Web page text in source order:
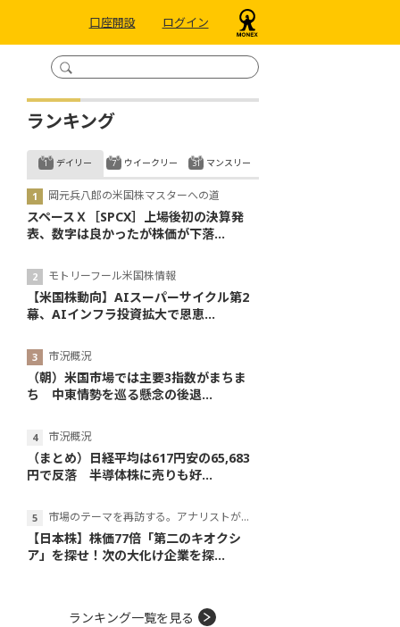
口座開設 ログイン
ランキング
デイリー
岡元兵八郎の米国株マスターへの道
スペースＸ［SPCX］上場後初の決算発
表、数字は良かったが株価が下落...
モトリーフール米国株情報
【米国株動向】AIスーパーサイクル第2
幕、AIインフラ投資拡大で恩恵...
市況概況
（朝）米国市場では主要3指数がまちま
ち 中東情勢を巡る懸念の後退...
市況概況
（まとめ）日経平均は617円安の65,683
円で反落 半導体株に売りも好...
市場のテーマを再訪する。アナリストが読み解くテーマの本質
【日本株】株価77倍「第二のキオクシ
ア」を探せ！次の大化け企業を探...
ウイークリー マンスリー
ランキング一覧を見る